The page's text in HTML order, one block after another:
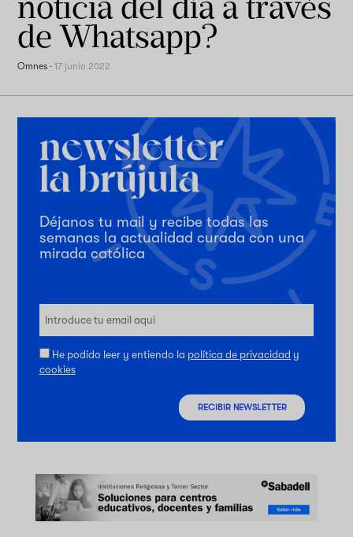
de Whatsapp?
Omnes ·17 junio 2022
Déjanos tu mail y recibe todas las
semanas la actualidad curada con una
mirada católica
He podido leer y entiendo la política de privacidad y
cookies
RECIBIR NEWSLETTER